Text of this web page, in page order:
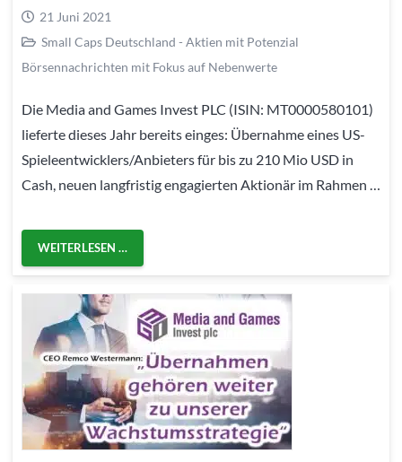
21 Juni 2021
Small Caps Deutschland - Aktien mit Potenzial
Börsennachrichten mit Fokus auf Nebenwerte
Die Media and Games Invest PLC (ISIN: MT0000580101)
lieferte dieses Jahr bereits einges: Übernahme eines US-
Spieleentwicklers/Anbieters für bis zu 210 Mio USD in
Cash, neuen langfristig engagierten Aktionär im Rahmen …
WEITERLESEN …